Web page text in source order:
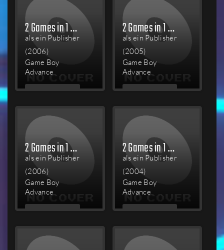
2 Games in 1 Double Pack: Hot Wheels: World Race / Hot Wheels: Velocity X
als ein Publisher
(2006)
Game Boy
Advance
MEHR
2 Games in 1 Double Pack: Scooby-Doo and the Cyber Chase / Scooby Doo!: Mystery Mayhem
als ein Publisher
(2005)
Game Boy
Advance
MEHR
2 Games in 1 Double Pack: Scooby-Doo / Scooby-Doo 2: Monsters Unleashed
als ein Publisher
(2006)
Game Boy
Advance
MEHR
2 Games in 1 Double Pack: Sonic Advance + ChuChu Rocket!
als ein Publisher
(2004)
Game Boy
Advance
MEHR